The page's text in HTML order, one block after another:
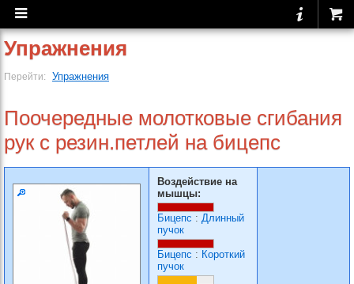
Упражнения
Перейти: Упражнения
Поочередные молотковые сгибания
рук с резин.петлей на бицепс
Воздействие на
мышцы:
Бицепс : Длинный
пучок
Бицепс : Короткий
пучок